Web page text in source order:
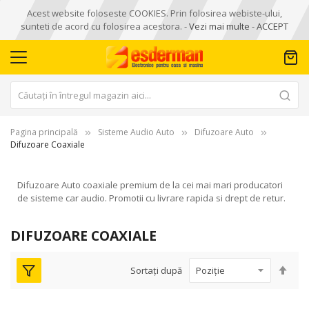
Acest website foloseste COOKIES. Prin folosirea webiste-ului,
sunteti de acord cu folosirea acestora. -Vezi mai multe -ACCEPT
Pagina principală Sisteme Audio Auto
Difuzoare Auto
Difuzoare Coaxiale
Difuzoare Auto coaxiale premium de la cei mai mari producatori
de sisteme car audio. Promotii cu livrare rapida si drept de retur.
DIFUZOARE COAXIALE
Sortați după